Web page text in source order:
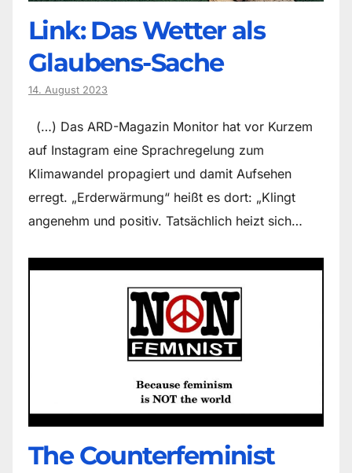
Link: Das Wetter als
Glaubens-Sache
14. August 2023
(…) Das ARD-Magazin Monitor hat vor Kurzem
auf Instagram eine Sprachregelung zum
Klimawandel propagiert und damit Aufsehen
erregt. „Erderwärmung“ heißt es dort: „Klingt
angenehm und positiv. Tatsächlich heizt sich…
The Counter­feminist